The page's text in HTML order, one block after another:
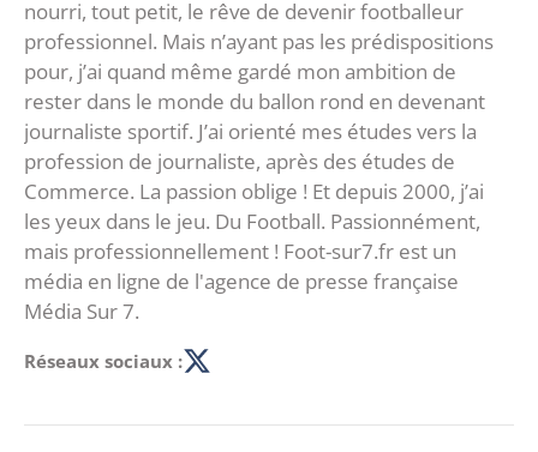
nourri, tout petit, le rêve de devenir footballeur
professionnel. Mais n’ayant pas les prédispositions
pour, j’ai quand même gardé mon ambition de
rester dans le monde du ballon rond en devenant
journaliste sportif. J’ai orienté mes études vers la
profession de journaliste, après des études de
Commerce. La passion oblige ! Et depuis 2000, j’ai
les yeux dans le jeu. Du Football. Passionnément,
mais professionnellement ! Foot-sur7.fr est un
média en ligne de l'agence de presse française
Média Sur 7.
Réseaux sociaux :